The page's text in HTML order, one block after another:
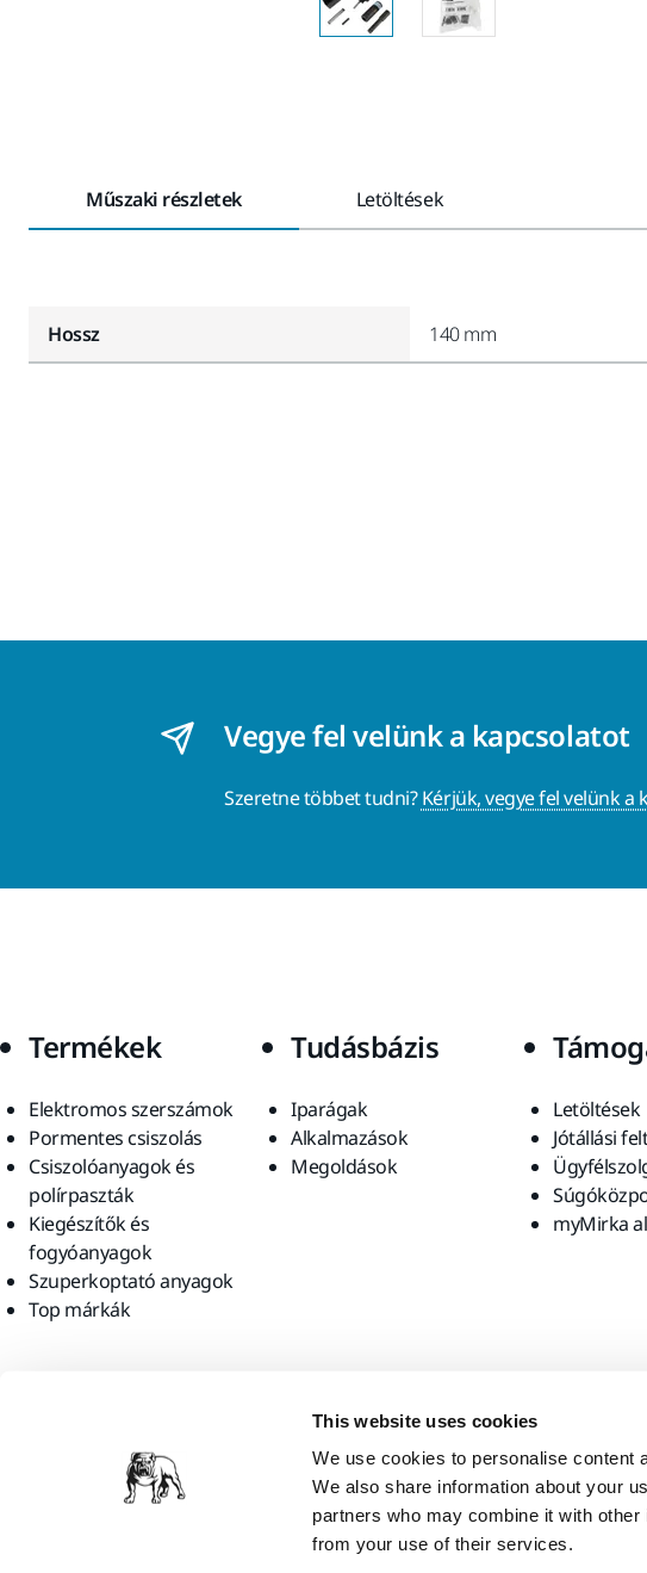
This website uses cookies
We use cookies to personalise content
We also share information about your
partners who may combine it with other
from your use of their services.
Műszaki részletek Letöltések
Hossz 140 mm
Vegye fel velünk a kapcsolatot
Szeretne többet tudni?Kérjük, vegye fel velünk a
Termékek
Elektromos szerszámok
Pormentes csiszolás
Csiszolóanyagok és
polírpaszták
Kiegészítők és
fogyóanyagok
Szuperkoptató anyagok
Top márkák
Tudásbázis
Iparágak
Alkalmazások
Megoldások
Letöltések
Jótállási
myMirka